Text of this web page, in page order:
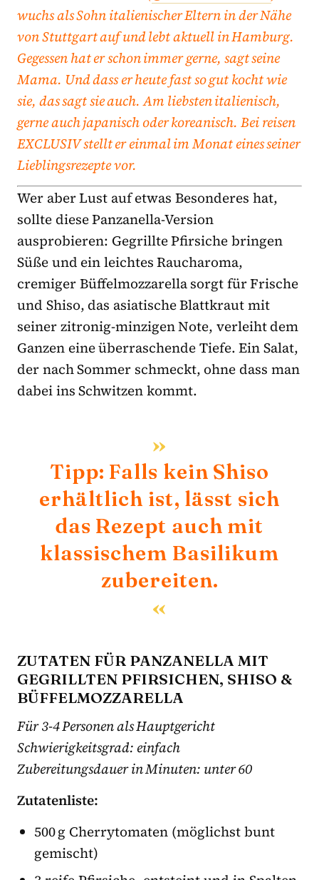
wuchs als Sohn italienischer Eltern in der Nähe
von Stuttgart auf und lebt aktuell in Hamburg.
Gegessen hat er schon immer gerne, sagt seine
Mama. Und dass er heute fast so gut kocht wie
sie, das sagt sie auch. Am liebsten italienisch,
gerne auch japanisch oder koreanisch. Bei reisen
EXCLUSIV stellt er einmal im Monat eines seiner
Lieblingsrezepte vor.
Wer aber Lust auf etwas Besonderes hat,
sollte diese Panzanella-Version
ausprobieren: Gegrillte Pfirsiche bringen
Süße und ein leichtes Raucharoma,
cremiger Büffelmozzarella sorgt für Frische
und Shiso, das asiatische Blattkraut mit
seiner zitronig-minzigen Note, verleiht dem
Ganzen eine überraschende Tiefe. Ein Salat,
der nach Sommer schmeckt, ohne dass man
dabei ins Schwitzen kommt.
Tipp: Falls kein Shiso
erhältlich ist, lässt sich
das Rezept auch mit
klassischem Basilikum
zubereiten.
ZUTATEN FÜR PANZANELLA MIT
GEGRILLTEN PFIRSICHEN, SHISO &
BÜFFELMOZZARELLA
Für 3-4 Personen als Hauptgericht
Schwierigkeitsgrad: einfach
Zubereitungsdauer in Minuten: unter 60
Zutatenliste:
500 g Cherrytomaten (möglichst bunt
gemischt)